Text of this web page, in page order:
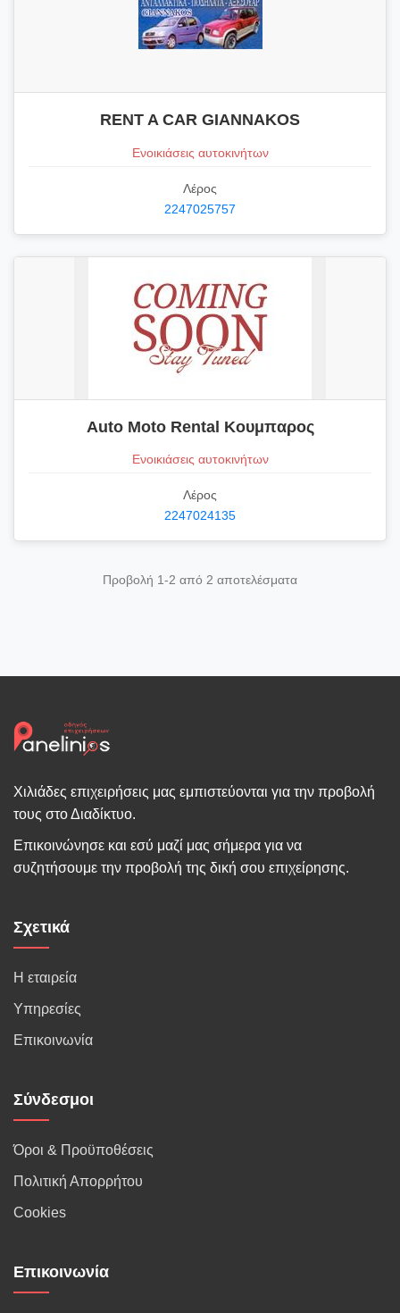
RENT A CAR GIANNAKOS
Ενοικιάσεις αυτοκινήτων
Λέρος
2247025757
Auto Moto Rental Κουμπαρος
Ενοικιάσεις αυτοκινήτων
Λέρος
2247024135
Προβολή 1-2 από 2 αποτελέσματα
Χιλιάδες επιχειρήσεις μας εμπιστεύονται για την προβολή
τους στο Διαδίκτυο.
Επικοινώνησε και εσύ μαζί μας σήμερα για να
συζητήσουμε την προβολή της δική σου επιχείρησης.
Σχετικά
Η εταιρεία
Υπηρεσίες
Επικοινωνία
Σύνδεσμοι
Όροι & Προϋποθέσεις
Πολιτική Απορρήτου
Cookies
Επικοινωνία